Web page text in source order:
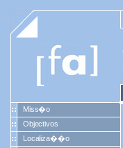
Miss�o
Objectivos
Localiza��o